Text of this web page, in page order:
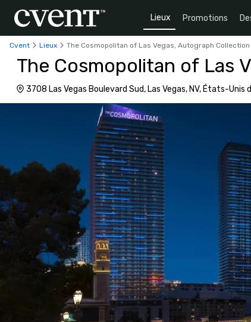
Lieux Promotions
Cvent Lieux The Cosmopolitan of Las Vegas, Autograph Collection
The Cosmopolitan of Las
3708 Las Vegas Boulevard Sud, Las Vegas, NV, États-Unis